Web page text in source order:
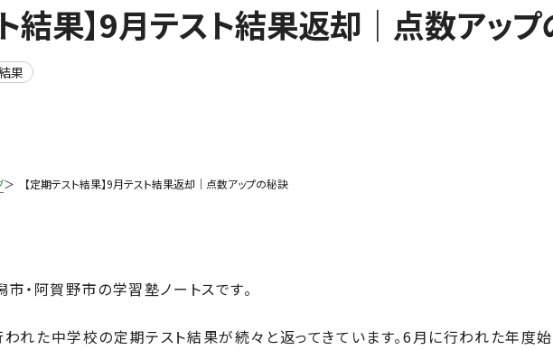
結果】9月テスト結果返却｜点数アッ
果
【定期テスト結果】9月テスト結果返却｜点数アップの秘訣
市・阿賀野市の学習塾ノートスです。
れた中学校の定期テスト結果が続々と返ってきています。6月に行われた年度